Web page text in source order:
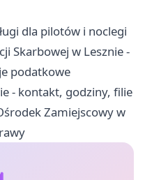
dla pilotów i noclegi
Skarbowej w Lesznie -
podatkowe
- kontakt, godziny, filie
Zamiejscowy w